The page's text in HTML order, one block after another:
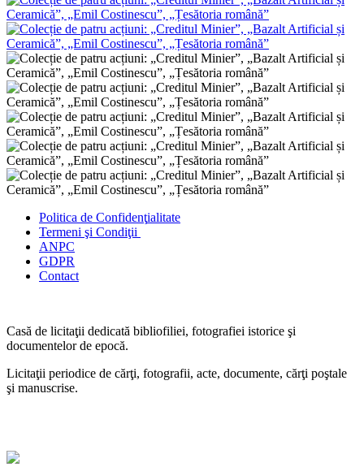
Politica de Confidenţialitate
Termeni şi Condiţii
ANPC
GDPR
Contact
Casă de licitaţii dedicată bibliofiliei, fotografiei istorice şi
documentelor de epocă.
Licitaţii periodice de cărţi, fotografii, acte, documente, cărţi poştale
şi manuscrise.